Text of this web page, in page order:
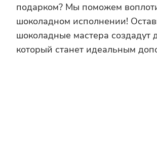
подарком? Мы поможем
шоколадном исполнении!
шоколадные мастера создадут
который станет идеальным